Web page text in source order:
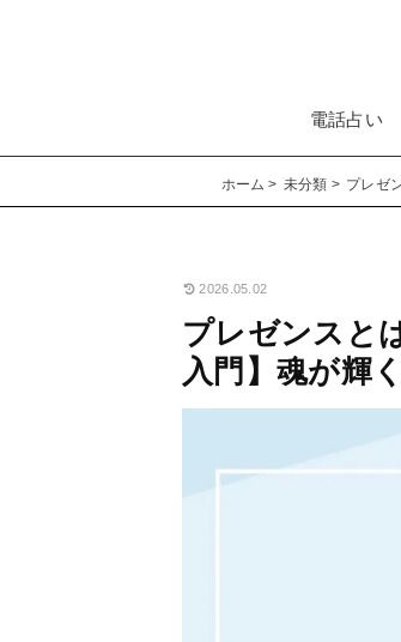
電話占い
ホーム 未分類 プレゼ
2026.05.02
プレゼンスと
入門】魂が輝